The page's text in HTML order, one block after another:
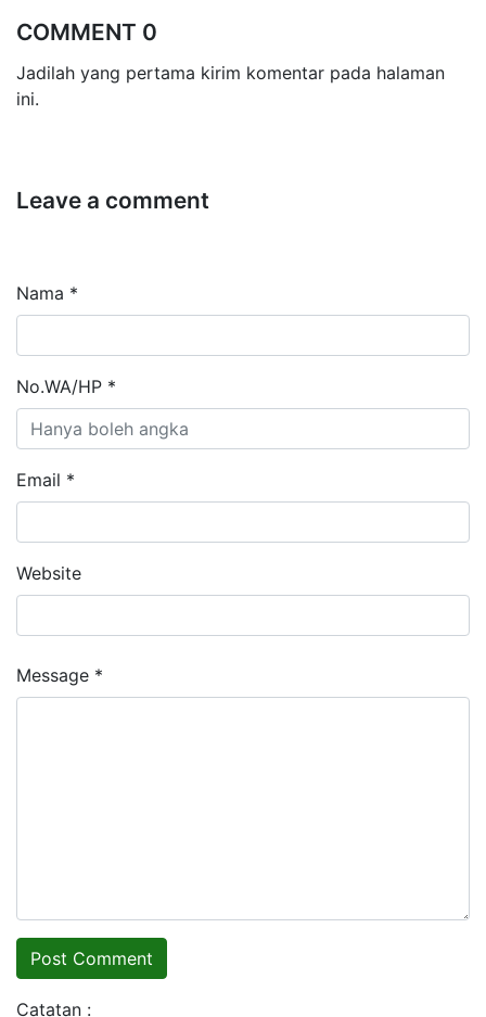
COMMENT 0
Jadilah yang pertama kirim komentar pada halaman
ini.
Leave a comment
Nama *
No.WA/HP *
Email *
Website
Message *
Catatan :